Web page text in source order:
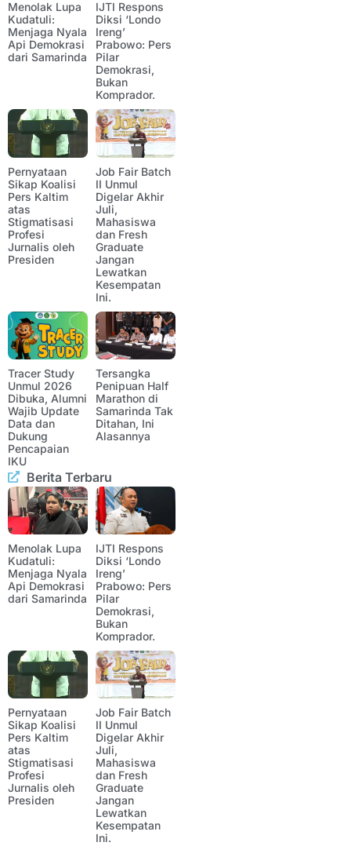
Menolak Lupa
Kudatuli:
Menjaga Nyala
Api Demokrasi
dari Samarinda
IJTI Respons
Diksi ‘Londo
Ireng’
Prabowo: Pers
Pilar
Demokrasi,
Bukan
Komprador.
Pernyataan
Sikap Koalisi
Pers Kaltim
atas
Stigmatisasi
Profesi
Jurnalis oleh
Presiden
Job Fair Batch
II Unmul
Digelar Akhir
Juli,
Mahasiswa
dan Fresh
Graduate
Jangan
Lewatkan
Kesempatan
Ini.
Tracer Study
Unmul 2026
Dibuka, Alumni
Wajib Update
Data dan
Dukung
Pencapaian
IKU
Tersangka
Penipuan Half
Marathon di
Samarinda Tak
Ditahan, Ini
Alasannya
Berita Terbaru
Menolak Lupa
Kudatuli:
Menjaga Nyala
Api Demokrasi
dari Samarinda
IJTI Respons
Diksi ‘Londo
Ireng’
Prabowo: Pers
Pilar
Demokrasi,
Bukan
Komprador.
Pernyataan
Sikap Koalisi
Pers Kaltim
atas
Stigmatisasi
Profesi
Jurnalis oleh
Presiden
Job Fair Batch
II Unmul
Digelar Akhir
Juli,
Mahasiswa
dan Fresh
Graduate
Jangan
Lewatkan
Kesempatan
Ini.